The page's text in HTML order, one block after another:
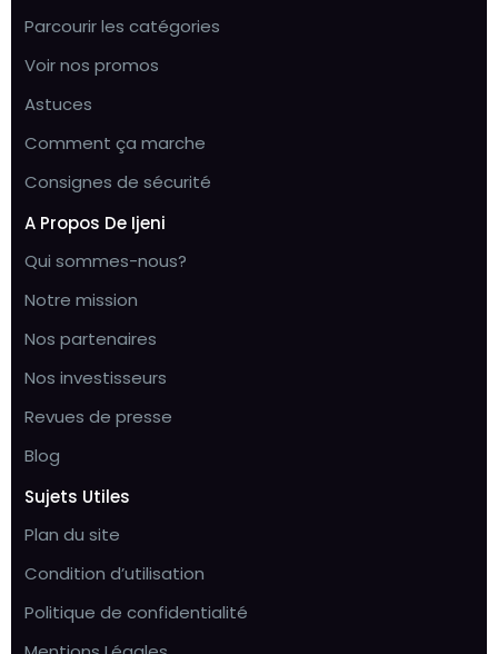
Parcourir les catégories
Voir nos promos
Astuces
Comment ça marche
Consignes de sécurité
A Propos De Ijeni
Qui sommes-nous?
Notre mission
Nos partenaires
Nos investisseurs
Revues de presse
Blog
Sujets Utiles
Plan du site
Condition d’utilisation
Politique de confidentialité